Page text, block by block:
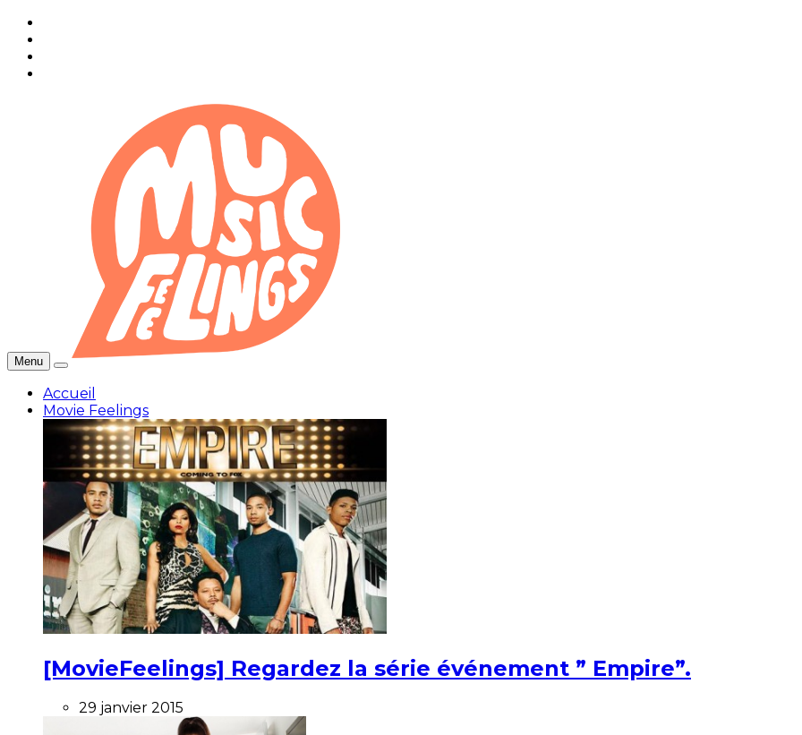
Menu
Accueil
Movie Feelings
[MovieFeelings] Regardez la série événement ” Empire”.
29 janvier 2015